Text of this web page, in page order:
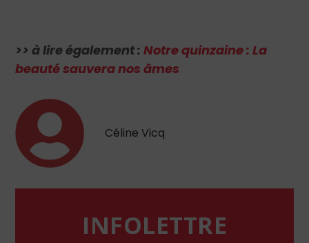
>> à lire également :Notre quinzaine : La
beauté sauvera nos âmes
Céline Vicq
INFOLETTRE